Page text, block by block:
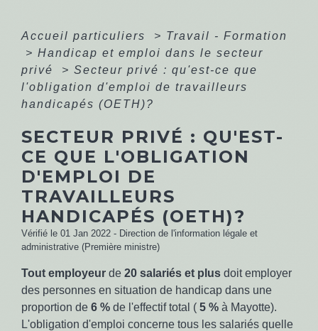
Accueil particuliers > Travail - Formation
> Handicap et emploi dans le secteur
privé
> Secteur privé : qu'est-ce que
l'obligation d'emploi de travailleurs
handicapés (OETH)?
SECTEUR PRIVÉ : QU'EST-
CE QUE L'OBLIGATION
D'EMPLOI DE
TRAVAILLEURS
HANDICAPÉS (OETH)?
Vérifié le 01 Jan 2022 - Direction de l'information légale et
administrative (Première ministre)
Tout employeur de 20 salariés et plus doit employer
des personnes en situation de handicap dans une
proportion de 6 % de l'effectif total ( 5 % à Mayotte).
L'obligation d'emploi concerne tous les salariés quelle